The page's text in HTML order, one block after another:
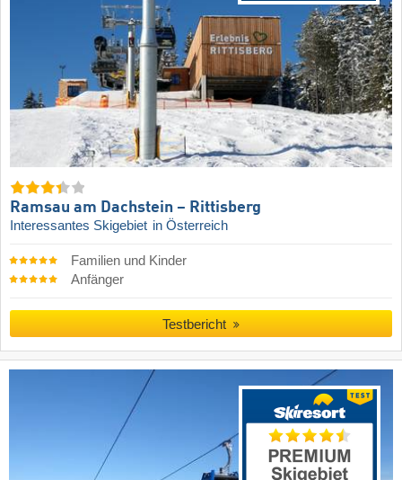
Ramsau am Dachstein – Rittisberg
Interessantes Skigebiet in Österreich
Familien und Kinder
Anfänger
Testbericht